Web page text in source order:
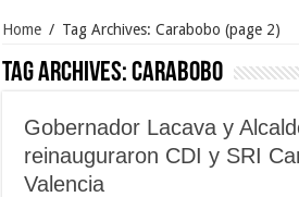
Home / Tag Archives: Carabobo (page 2)
Tag Archives:Carabobo
Gobernador Lacava y
reinauguraron CDI y SRI
Valencia